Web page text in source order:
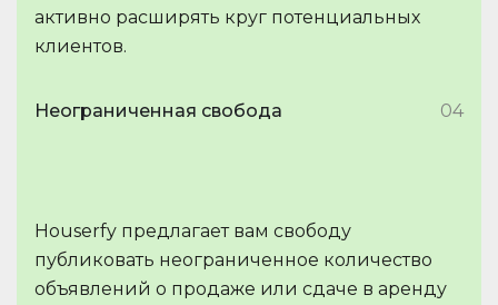
активно расширять круг потенциальных
клиентов.
Неограниченная свобода 04
Houserfy предлагает вам свободу
публиковать неограниченное количество
объявлений о продаже или сдаче в аренду